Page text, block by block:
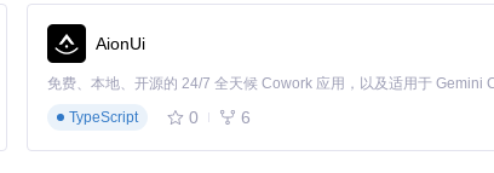
据字段，结合dataset.stats()快速获取元数据分布统计信息。
AionUi
TypeScript
0 6